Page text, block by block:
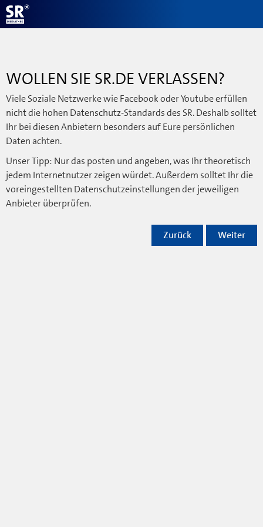
WOLLEN SIE SR.DE VERLASSEN?
Viele Soziale Netzwerke wie Facebook oder Youtube erfüllen
nicht die hohen Datenschutz-Standards des SR. Deshalb solltet
Ihr bei diesen Anbietern besonders auf Eure persönlichen
Daten achten.
Unser Tipp: Nur das posten und angeben, was Ihr theoretisch
jedem Internetnutzer zeigen würdet. Außerdem solltet Ihr die
voreingestellten Datenschutzeinstellungen der jeweiligen
Anbieter überprüfen.
Weiter
Zurück